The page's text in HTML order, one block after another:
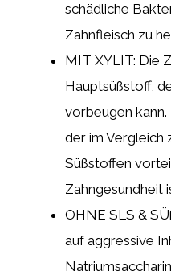
schädliche
Zahnfleisch zu
MIT XYLIT: Die
Hauptsüßstoff,
vorbeugen kann.
der im Vergleich
Süßstoffen
Zahngesundheit
OHNE SLS &
auf aggressive